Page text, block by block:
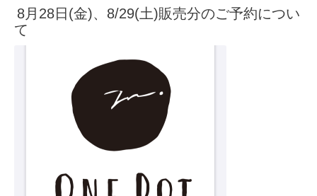
8月28日(金)、8/29(土)販売分のご予約につい
て